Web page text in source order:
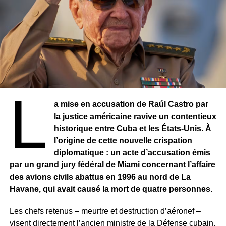
Desrosiers, a indiqué que de nouveaux centres
d’inscription devraient être ouverts dans les prochaines
semaines, notamment une vingtaine à Pétion-Ville,
considérée comme plus sécurisée. L’extension du
dispositif à d’autres communes dépendra cependant des
garanties apportées par le gouvernement.
Selon les Nations unies, plus de 5 900 personnes ont été
entre janvier et mars de cette année, illustrant la gravité
de la crise sécuritaire.
Malgré ces défis, certains citoyens continuent de
répondre à l’appel. À l’image d’Ismail Wilson, inscrit dès
les premières heures, qui appelle les autorités à assurer
la sécurité du processus électoral afin de permettre à tous
de voter dans des conditions acceptables.
L
a mise en accusation de Raúl Castro par
la justice américaine ravive un contentieux
historique entre Cuba et les États-Unis. À
l’origine de cette nouvelle crispation
diplomatique : un acte d’accusation émis
par un grand jury fédéral de Miami concernant l’affaire
des avions civils abattus en 1996 au nord de La
Havane, qui avait causé la mort de quatre personnes.
Les chefs retenus – meurtre et destruction d’aéronef –
visent directement l’ancien ministre de la Défense cubain,